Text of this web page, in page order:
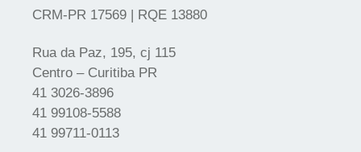
CRM-PR 17569 | RQE 13880
Rua da Paz, 195, cj 115
Centro – Curitiba PR
41 3026-3896
41 99108-5588
41 99711-0113